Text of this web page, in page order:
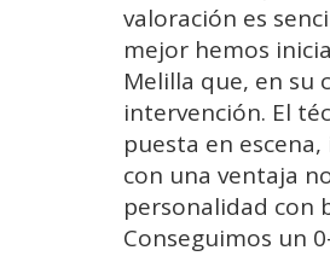
valoración es
mejor hemos
Melilla que, en su
intervención. El
puesta en
con una ventaja
personalidad con
Conseguimos un